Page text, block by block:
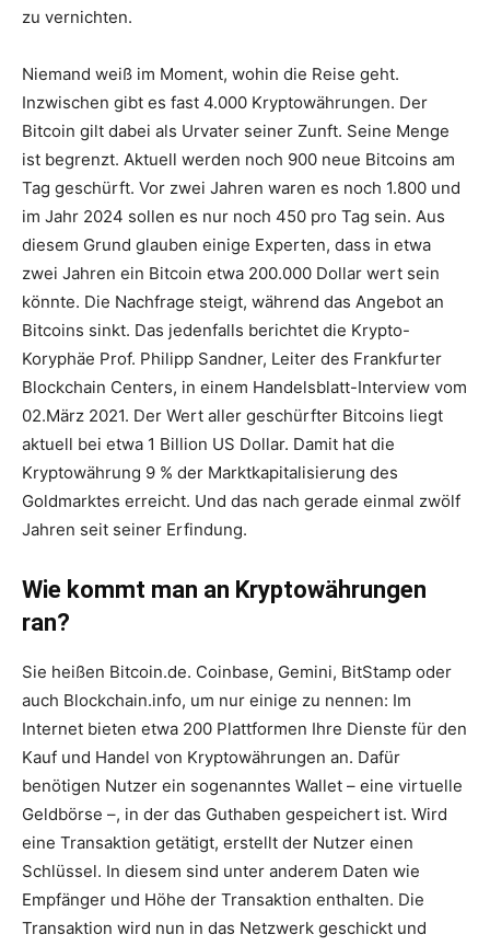
zu vernichten.
Niemand weiß im Moment, wohin die Reise geht.
Inzwischen gibt es fast 4.000 Kryptowährungen. Der
Bitcoin gilt dabei als Urvater seiner Zunft. Seine Menge
ist begrenzt. Aktuell werden noch 900 neue Bitcoins am
Tag geschürft. Vor zwei Jahren waren es noch 1.800 und
im Jahr 2024 sollen es nur noch 450 pro Tag sein. Aus
diesem Grund glauben einige Experten, dass in etwa
zwei Jahren ein Bitcoin etwa 200.000 Dollar wert sein
könnte. Die Nachfrage steigt, während das Angebot an
Bitcoins sinkt. Das jedenfalls berichtet die Krypto-
Koryphäe Prof. Philipp Sandner, Leiter des Frankfurter
Blockchain Centers, in einem Handelsblatt-Interview vom
02.März 2021. Der Wert aller geschürfter Bitcoins liegt
aktuell bei etwa 1 Billion US Dollar. Damit hat die
Kryptowährung 9 % der Marktkapitalisierung des
Goldmarktes erreicht. Und das nach gerade einmal zwölf
Jahren seit seiner Erfindung.
Wie kommt man an Kryptowährungen
ran?
Sie heißen Bitcoin.de. Coinbase, Gemini, BitStamp oder
auch Blockchain.info, um nur einige zu nennen: Im
Internet bieten etwa 200 Plattformen Ihre Dienste für den
Kauf und Handel von Kryptowährungen an. Dafür
benötigen Nutzer ein sogenanntes Wallet – eine virtuelle
Geldbörse –, in der das Guthaben gespeichert ist. Wird
eine Transaktion getätigt, erstellt der Nutzer einen
Schlüssel. In diesem sind unter anderem Daten wie
Empfänger und Höhe der Transaktion enthalten. Die
Transaktion wird nun in das Netzwerk geschickt und